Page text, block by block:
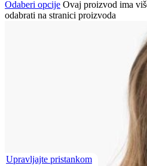
Odaberi opcije Ovaj proizvod ima
odabrati na stranici proizvoda
Upravljajte pristankom